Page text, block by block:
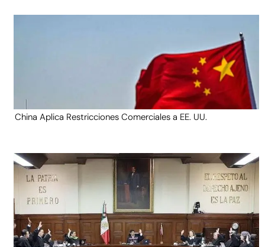
China Aplica Restricciones Comerciales a EE. UU.